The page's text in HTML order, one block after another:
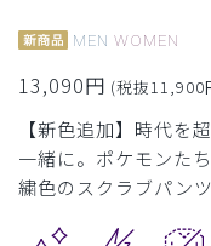
MEN WOMEN
13,090円 (税抜11,900
【新色追加】時代を
一緒に。ポケモンた
繍色のスクラブパンツ